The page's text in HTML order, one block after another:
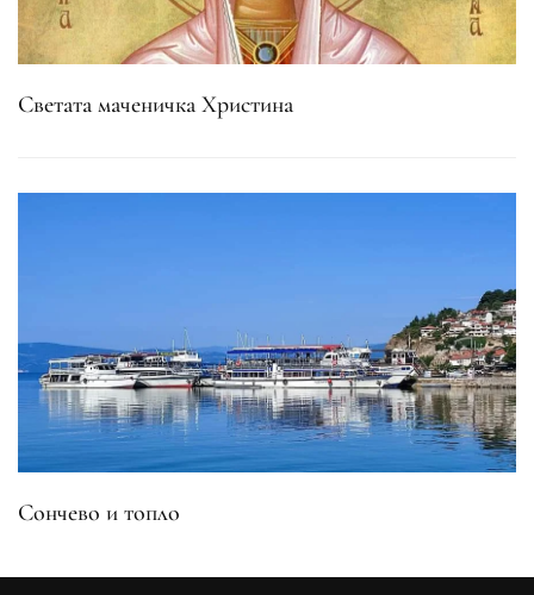
Светата маченичка Христина
Сончево и топло